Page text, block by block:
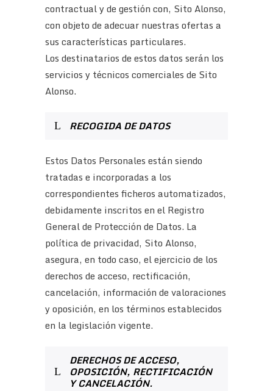
contractual y de gestión con, Sito Alonso,
con objeto de adecuar nuestras ofertas a
sus características particulares.
Los destinatarios de estos datos serán los
servicios y técnicos comerciales de Sito
Alonso.
RECOGIDA DE DATOS
Estos Datos Personales están siendo
tratadas e incorporadas a los
correspondientes ficheros automatizados,
debidamente inscritos en el Registro
General de Protección de Datos. La
política de privacidad, Sito Alonso,
asegura, en todo caso, el ejercicio de los
derechos de acceso, rectificación,
cancelación, información de valoraciones
y oposición, en los términos establecidos
en la legislación vigente.
DERECHOS DE ACCESO,
OPOSICIÓN, RECTIFICACIÓN
Y CANCELACIÓN.